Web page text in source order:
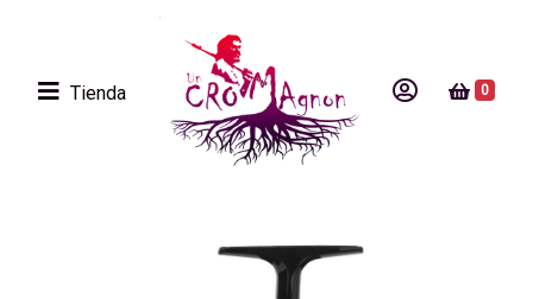
Tienda 0